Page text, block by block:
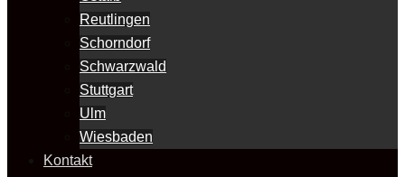
Reutlingen
Schorndorf
Schwarzwald
Stuttgart
Ulm
Wiesbaden
Kontakt